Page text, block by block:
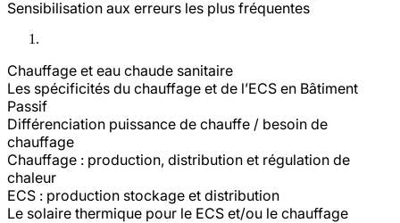
Sensibilisation aux erreurs les plus fréquentes
Chauffage et eau chaude sanitaire
Les spécificités du chauffage et de l’ECS en Bâtiment
Passif
Différenciation puissance de chauffe / besoin de
chauffage
Chauffage : production, distribution et régulation de
chaleur
ECS : production stockage et distribution
Le solaire thermique pour le ECS et/ou le chauffage